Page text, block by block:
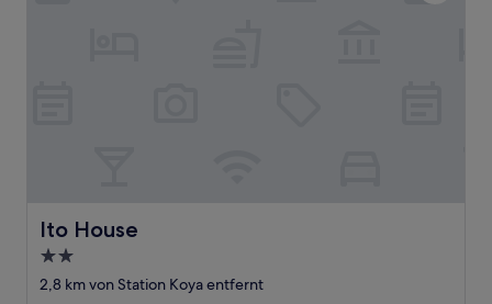
Ito House
Ito House
2.0-
Sterne-
2,8 km von Station Koya entfernt